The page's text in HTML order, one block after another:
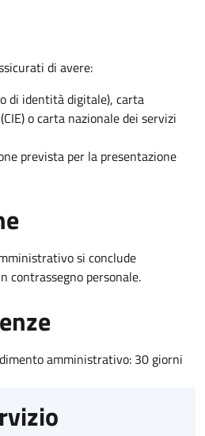
di avere:
di identità digitale), carta
o carta nazionale dei servizi
prevista per la presentazione
si conclude
contrassegno personale.
amministrativo: 30 giorni